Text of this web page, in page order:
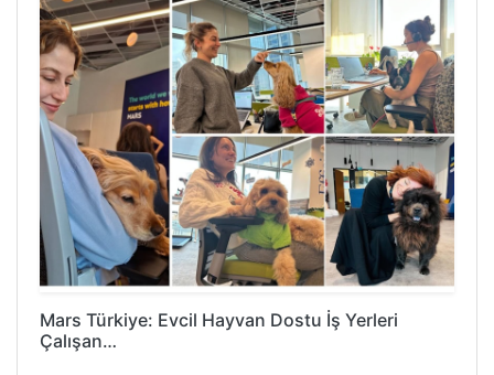
Mars Türkiye: Evcil Hayvan Dostu İş Yerleri
Çalışan…